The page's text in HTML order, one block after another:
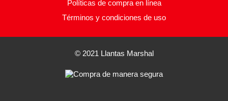
Políticas de compra en línea
Términos y condiciones de uso
© 2021 Llantas Marshal